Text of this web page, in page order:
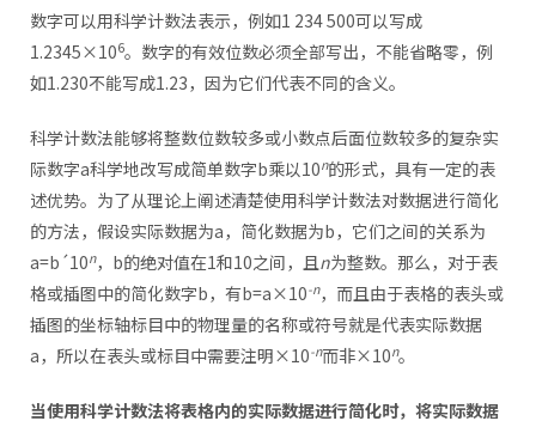
数字可以用科学计数法表示，例如1 234 500可以写成
1.2345×106。数字的有效位数必须全部写出，不能省略零，例
如1.230不能写成1.23，因为它们代表不同的含义。
科学计数法能够将整数位数较多或小数点后面位数较多的复杂实
际数字a科学地改写成简单数字b乘以10n的形式，具有一定的表
述优势。为了从理论上阐述清楚使用科学计数法对数据进行简化
的方法，假设实际数据为a，简化数据为b，它们之间的关系为
a=b´10n，b的绝对值在1和10之间，且n为整数。那么，对于表
格或插图中的简化数字b，有b=a×10-n，而且由于表格的表头或
插图的坐标轴标目中的物理量的名称或符号就是代表实际数据
a，所以在表头或标目中需要注明×10-n而非×10n。
当使用科学计数法将表格内的实际数据进行简化时，将实际数据